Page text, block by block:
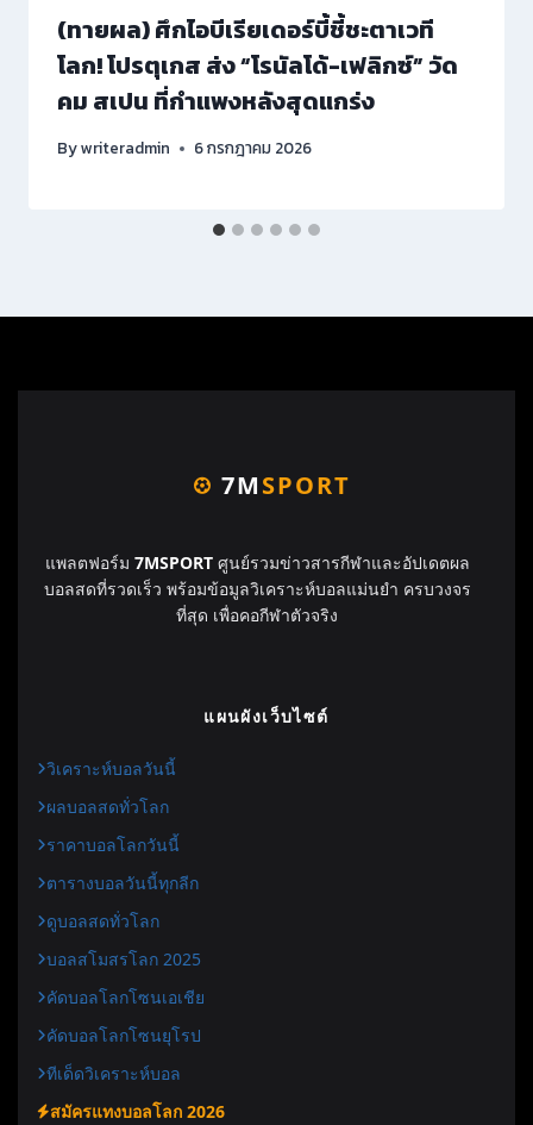
(ทายผล) ศึกไอบีเรียเดอร์บี้ชี้ชะตาเวที
โลก! โปรตุเกส ส่ง “โรนัลโด้-เฟลิกซ์” วัด
คม สเปน ที่กำแพงหลังสุดแกร่ง
Bywriteradmin 6 กรกฎาคม 2026
7MSPORT
แพลตฟอร์ม 7MSPORTศูนย์รวมข่าวสารกีฬาและอัปเดตผล
บอลสดที่รวดเร็ว พร้อมข้อมูลวิเคราะห์บอลแม่นยำ ครบวงจร
ที่สุด เพื่อคอกีฬาตัวจริง
แผนผังเว็บไซต์
วิเคราะห์บอลวันนี้
ผลบอลสดทั่วโลก
ราคาบอลโลกวันนี้
ตารางบอลวันนี้ทุกลีก
ดูบอลสดทั่วโลก
บอลสโมสรโลก 2025
คัดบอลโลกโซนเอเชีย
คัดบอลโลกโซนยุโรป
ทีเด็ดวิเคราะห์บอล
สมัครแทงบอลโลก 2026